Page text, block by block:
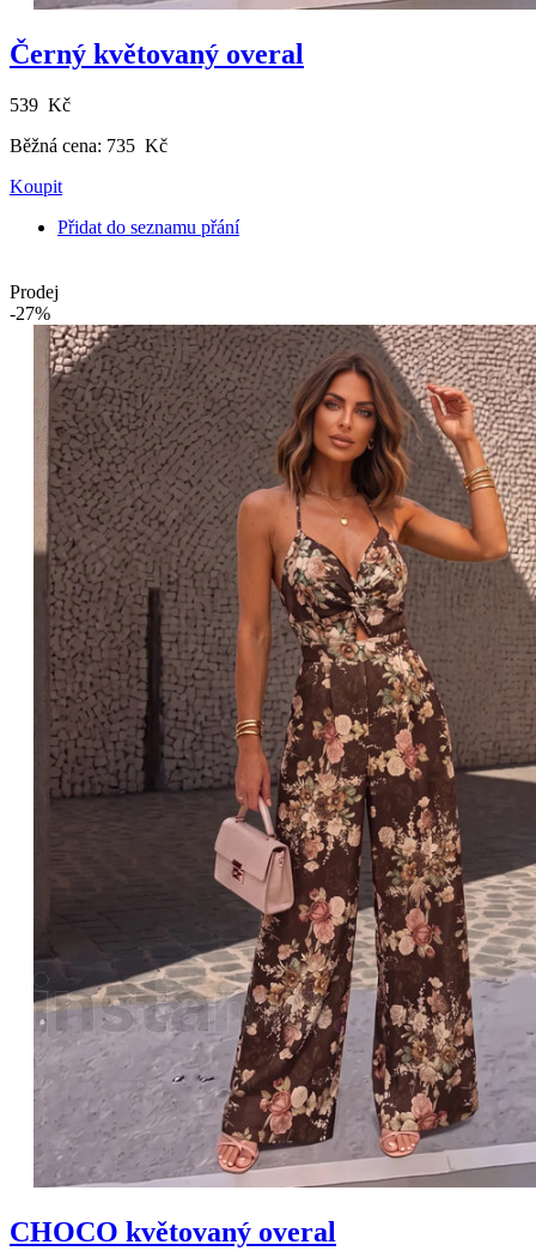
Černý květovaný overal
539 Kč
Běžná cena: 735 Kč
Koupit
Přidat do seznamu přání
Prodej
-27%
CHOCO květovaný overal